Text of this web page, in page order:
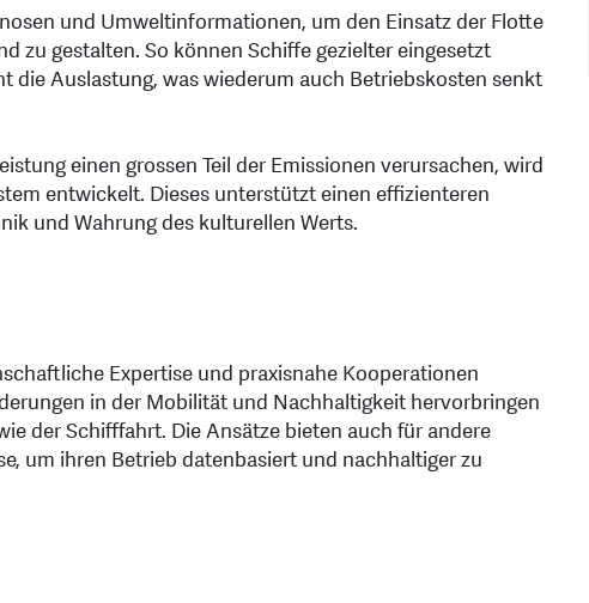
und Umweltinformationen, um den Einsatz der Flotte
zu gestalten. So können Schiffe gezielter eingesetzt
die Auslastung, was wiederum auch Betriebskosten senkt
einen grossen Teil der Emissionen verursachen, wird
entwickelt. Dieses unterstützt einen effizienteren
und Wahrung des kulturellen Werts.
Expertise und praxisnahe Kooperationen
in der Mobilität und Nachhaltigkeit hervorbringen
der Schifffahrt. Die Ansätze bieten auch für andere
um ihren Betrieb datenbasiert und nachhaltiger zu